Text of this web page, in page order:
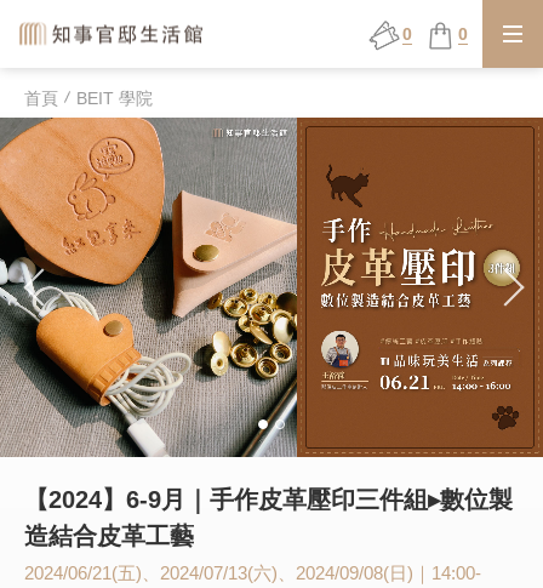
0 0
首頁 BEIT 學院
【2024】6-9月｜手作皮革壓印三件組▸數位製
造結合皮革工藝
2024/06/21(五)、2024/07/13(六)、2024/09/08(日)｜14:00-